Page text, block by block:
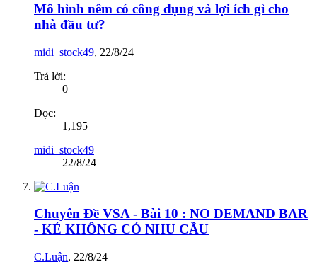
Mô hình nêm có công dụng và lợi ích gì cho
nhà đầu tư?
midi_stock49, 22/8/24
Trả lời:
0
Đọc:
1,195
midi_stock49
22/8/24
Chuyên Đề VSA - Bài 10 : NO DEMAND BAR
- KẺ KHÔNG CÓ NHU CẦU
C.Luận, 22/8/24